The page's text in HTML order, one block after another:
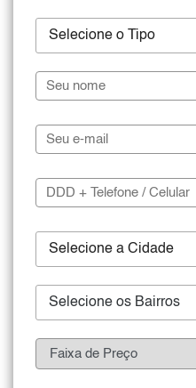
Selecione o Tipo
Selecione a Cidade
Selecione os Bairros